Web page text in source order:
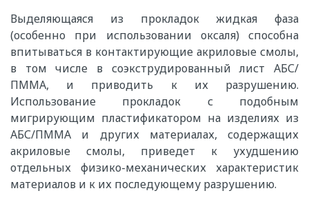
Выделяющаяся из прокладок жидкая фаза
(особенно при использовании оксаля) способна
впитываться в контактирующие акриловые смолы,
в том числе в соэкструдированный лист АБС/
ПММА, и приводить к их разрушению.
Использование прокладок с подобным
мигрирующим пластификатором на изделиях из
АБС/ПММА и других материалах, содержащих
акриловые смолы, приведет к ухудшению
отдельных физико-механических характеристик
материалов и к их последующему разрушению.